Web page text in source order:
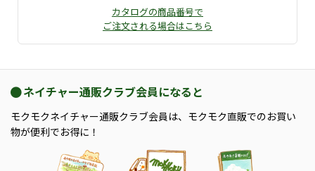
カタログの商品番号で
ご注文される場合はこちら
ネイチャー通販クラブ会員になると
モクモクネイチャー通販クラブ会員は、モクモク直販でのお買い
物が便利でお得に！